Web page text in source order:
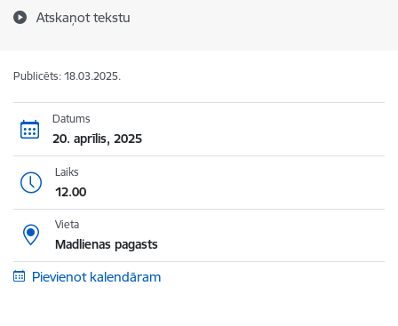
Atskaņot tekstu
Publicēts: 18.03.2025.
Datums
20. aprīlis, 2025
Laiks
12.00
Vieta
Madlienas pagasts
Pievienot kalendāram